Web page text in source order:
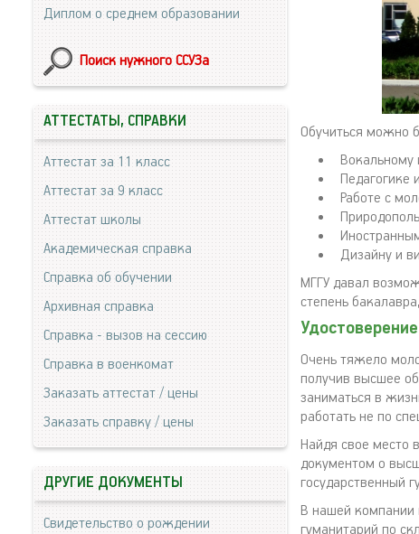
Обучиться можно
Вокальному
Педагогике
Работе с
Дизайну и
МГГУ давал
степень
Очень тяжело
получив высшее
заниматься в
работать не по
Найдя свое место
документом о
государственный
В нашей компании
гуманитарий по
Диплом о среднем образовании
Поиск нужного ССУЗа
АТТЕСТАТЫ, СПРАВКИ
Аттестат за 11 класс
Аттестат за 9 класс
Аттестат школы
Академическая справка
Справка об обучении
Архивная справка
Справка - вызов на сессию
Справка в военкомат
Заказать аттестат / цены
Заказать справку / цены
ДРУГИЕ ДОКУМЕНТЫ
Свидетельство о рождении